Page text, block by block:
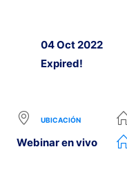
04 Oct 2022
Expired!
UBICACIÓN
Webinar en vivo